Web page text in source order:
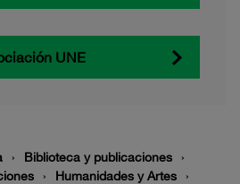
UNE
Biblioteca y publicaciones
Humanidades y Artes